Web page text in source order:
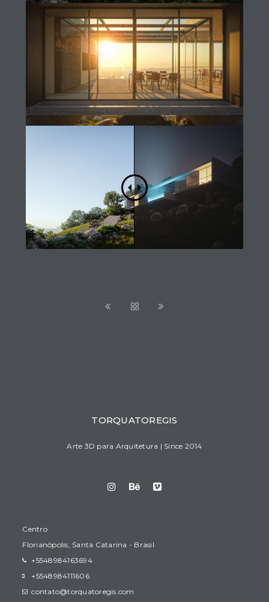
TORQUATOREGIS
Arte 3D para Arquitetura | Since 2014
Centro
Florianópolis, Santa Catarina - Brasil
+5548984163694
+5548984111606
contato@torquatoregis.com